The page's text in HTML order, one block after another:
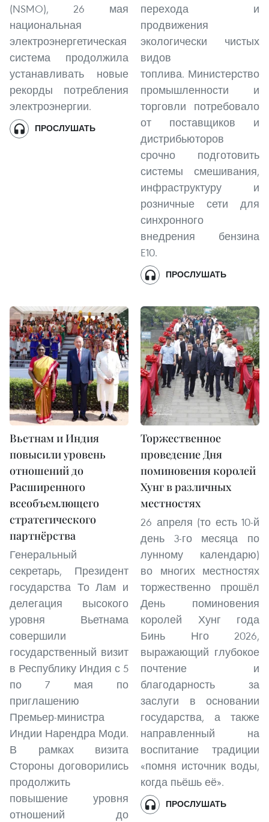
(NSMO), 26 мая
национальная
электроэнергетическая
система продолжила
устанавливать новые
рекорды потребления
электроэнергии.
ПРОСЛУШАТЬ
перехода и
продвижения
экологически чистых
видов
топлива. Министерство
промышленности и
торговли потребовало
от поставщиков и
дистрибьюторов
срочно подготовить
системы смешивания,
инфраструктуру и
розничные сети для
синхронного
внедрения бензина
E10.
ПРОСЛУШАТЬ
Вьетнам и Индия
повысили уровень
отношений до
Расширенного
всеобъемлющего
стратегического
партнёрства
Генеральный
секретарь, Президент
государства То Лам и
делегация высокого
уровня Вьетнама
совершили
государственный визит
в Республику Индия с 5
по 7 мая по
приглашению
Премьер-министра
Индии Нарендра Моди.
В рамках визита
Стороны договорились
продолжить
повышение уровня
отношений до
Торжественное
проведение Дня
поминовения королей
Хунг в различных
местностях
26 апреля (то есть 10-й
день 3-го месяца по
лунному календарю)
во многих местностях
торжественно прошёл
День поминовения
королей Хунг года
Бинь Нго 2026,
выражающий глубокое
почтение и
благодарность за
заслуги в основании
государства, а также
направленный на
воспитание традиции
«помня источник воды,
когда пьёшь её».
ПРОСЛУШАТЬ